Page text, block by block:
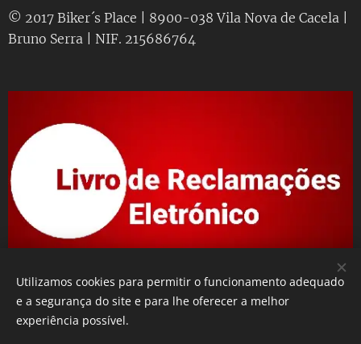
© 2017 Biker´s Place | 8900-038 Vila Nova de Cacela |
Bruno Serra | NIF. 215686764
Desenvolvido por
Utilizamos cookies para permitir o funcionamento adequado
e a segurança do site e para lhe oferecer a melhor
experiência possível.